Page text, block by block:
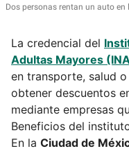
Dos personas rentan un auto en
La credencial del
Adultas Mayores
en transporte, salud
obtener descuentos
mediante empresas
Beneficios del
En la Ciudad de